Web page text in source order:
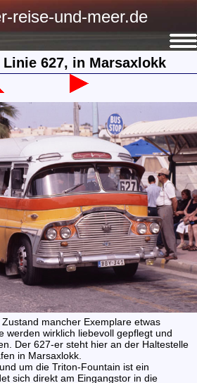
reise-und-meer.de
627, in Marsaxlokk
mancher Exemplare etwas
werden wirklich liebevoll gepflegt und
Der 627-er steht hier an der Haltestelle
in Marsaxlokk.
um die Triton-Fountain ist ein
sich direkt am Eingangstor in die